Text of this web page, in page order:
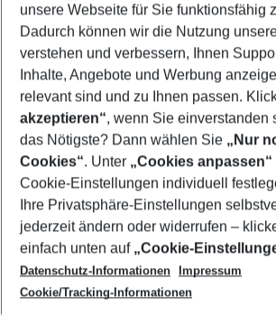
Mehr Filter anzeigen
Footer
Footer navigation
Über uns
AGB
Cookie-Einstellungen ändern
Cookie-Richtlinie
Datenschutz
Service & Hilfe
Barrierefreies Reisen
Check-in
Folgen Sie uns
unsere Webseite für Sie funktionsfähig
Dadurch können wir die Nutzung
verstehen und verbessern, Ihnen
Inhalte, Angebote und Werbung
relevant sind und zu Ihnen passen.
akzeptieren“, wenn Sie einverstanden
das Nötigste? Dann wählen Sie „Nur
Cookies“. Unter „Cookies anpassen“
Cookie-Einstellungen individuell
Ihre Privatsphäre-Einstellungen
jederzeit ändern oder widerrufen –
einfach unten auf „Cookie-
Datenschutz-Informationen
Impressum
Cookie/Tracking-Informationen